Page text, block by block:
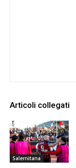
Articoli collegati
Salernitana